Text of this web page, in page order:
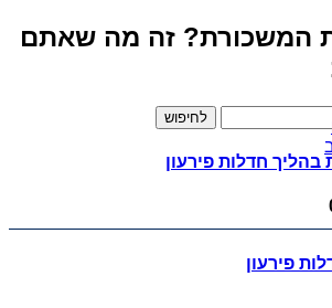
המשכורת? זה מה שאתם
לחיפוש
בהליך חדלות פירעון
פירעון